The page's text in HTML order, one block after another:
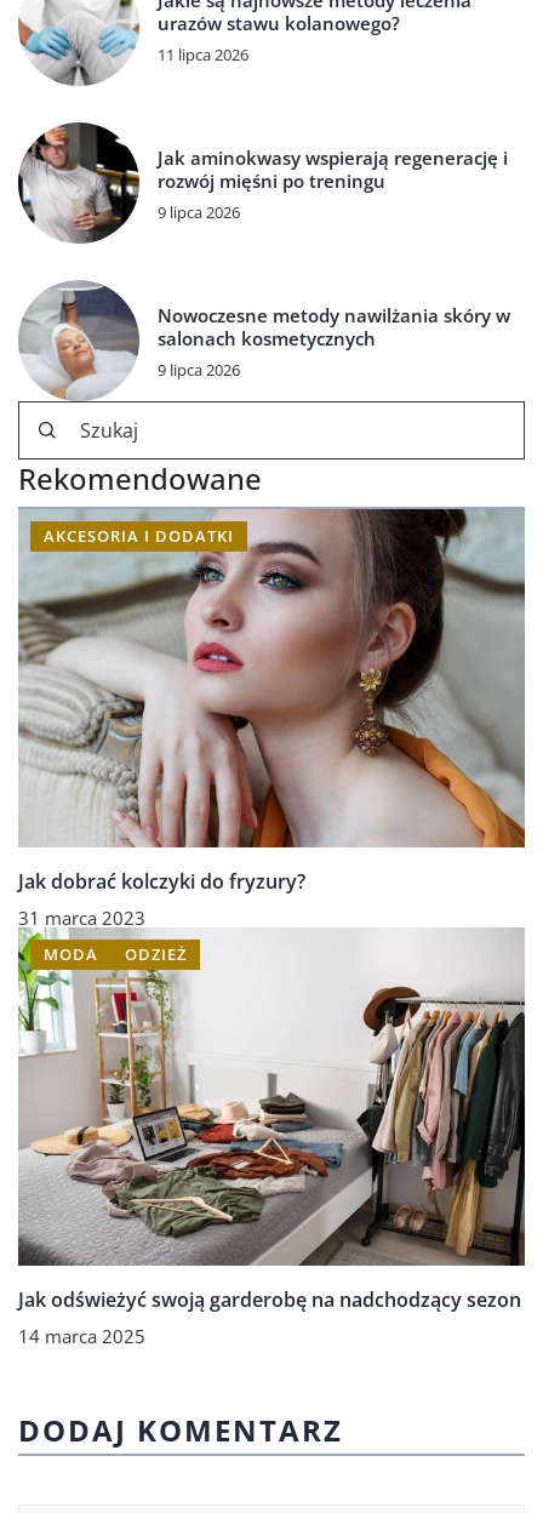
urazów stawu kolanowego?
11 lipca 2026
Jak aminokwasy wspierają regenerację i
rozwój mięśni po treningu
9 lipca 2026
Nowoczesne metody nawilżania skóry w
salonach kosmetycznych
9 lipca 2026
Rekomendowane
AKCESORIA I DODATKI
Jak dobrać kolczyki do fryzury?
31 marca 2023
MODA ODZIEŻ
Jak odświeżyć swoją garderobę na nadchodzący sezon
14 marca 2025
DODAJ KOMENTARZ